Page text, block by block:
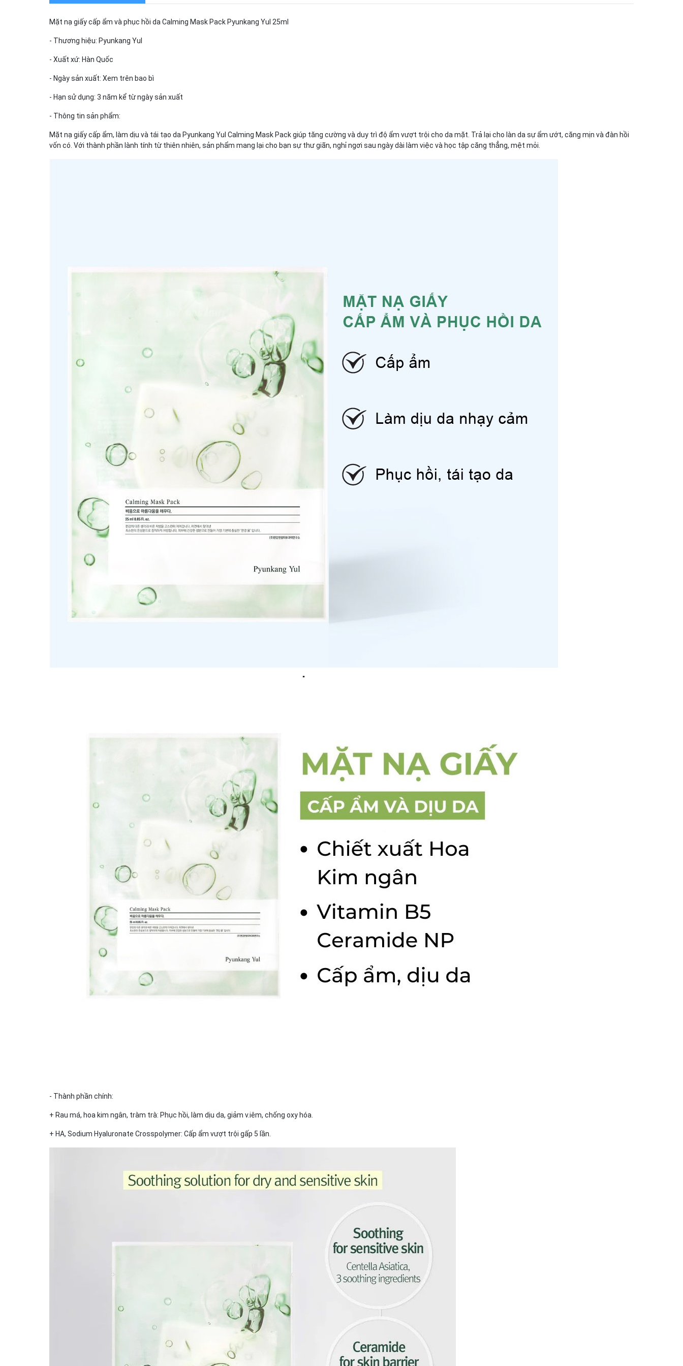
Mặt nạ giấy cấp ẩm và phục hồi da Calming Mask Pack Pyunkang Yul 25ml
- Thương hiệu: Pyunkang Yul
- Xuất xứ: Hàn Quốc
- Ngày sản xuất: Xem trên bao bì
- Hạn sử dụng: 3 năm kể từ ngày sản xuất
- Thông tin sản phẩm:
Mặt nạ giấy cấp ẩm, làm dịu và tái tạo da Pyunkang Yul Calming Mask Pack giúp tăng cường và duy trì độ ẩm vượt trội cho da mặt. Trả lại cho làn da sự ẩm ướt, căng mịn và đàn hồi
vốn có. Với thành phần lành tính từ thiên nhiên, sản phẩm mang lại cho bạn sự thư giãn, nghỉ ngơi sau ngày dài làm việc và học tập căng thẳng, mệt mỏi.
- Thành phần chính:
+ Rau má, hoa kim ngân, tràm trà: Phục hồi, làm dịu da, giảm v.iêm, chống oxy hóa.
+ HA, Sodium Hyaluronate Crosspolymer: Cấp ẩm vượt trội gấp 5 lần.